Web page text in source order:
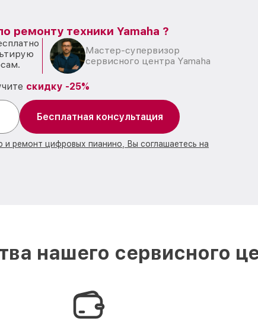
ремонту техники Yamaha ?
Мастер-супервизор
сервисного центра Yamaha
скидку -25%
Бесплатная консультация
и ремонт цифровых пианино, Вы соглашаетесь на
нашего сервисного